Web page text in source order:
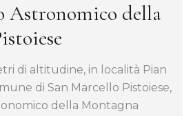
Astronomico della
di altitudine, in località Pian
di San Marcello Pistoiese,
della Montagna